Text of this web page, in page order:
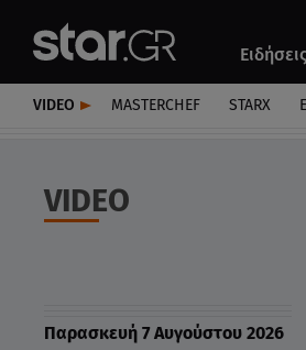
Ειδήσεις
VIDEO MASTERCHEF STARX
VIDEO
Παρασκευή 7 Αυγούστου 2026